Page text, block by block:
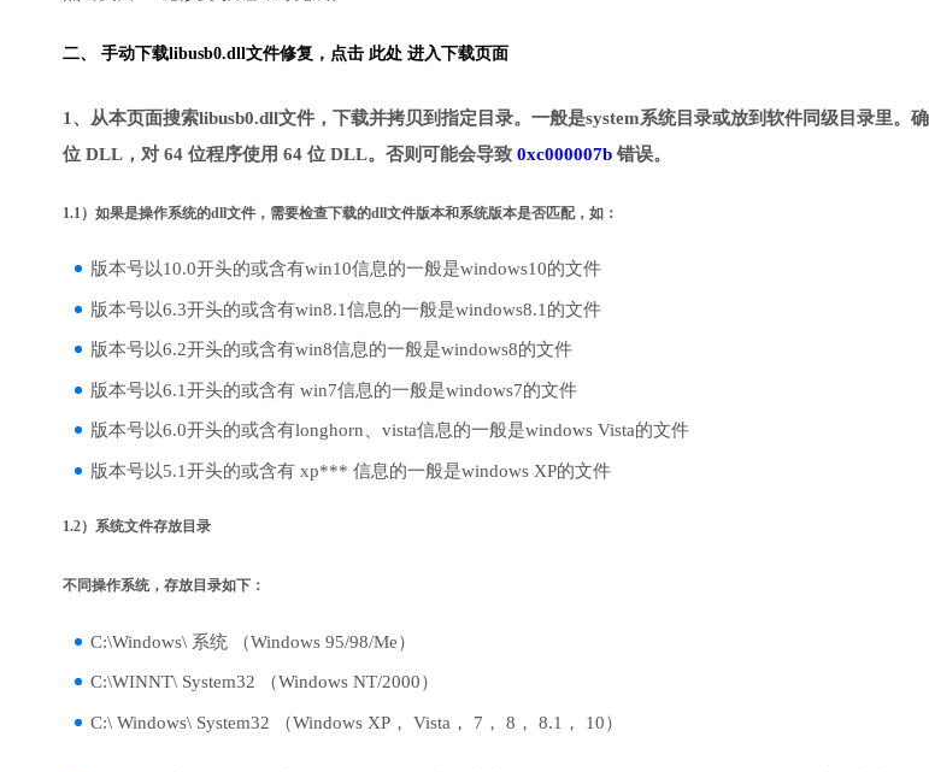
二、 手动下载libusb0.dll文件修复， 点击 此处 进入下载页面
1、从本页面搜索libusb0.dll文件，下载并拷贝到指定目录。一般是system系统目录或放到软件同级目录里。
位 DLL，对 64 位程序使用 64 位 DLL。否则可能会导致 0xc000007b 错误。
1.1）如果是操作系统的dll文件，需要检查下载的dll文件版本和系统版本是否匹配，如：
版本号以10.0开头的或含有win10信息的一般是windows10的文件
版本号以6.3开头的或含有win8.1信息的一般是windows8.1的文件
版本号以6.2开头的或含有win8信息的一般是windows8的文件
版本号以6.1开头的或含有 win7信息的一般是windows7的文件
版本号以6.0开头的或含有longhorn、vista信息的一般是windows Vista的文件
版本号以5.1开头的或含有 xp*** 信息的一般是windows XP的文件
1.2）系统文件存放目录
不同操作系统，存放目录如下：
C:\Windows\ 系统 （Windows 95/98/Me）
C:\WINNT\ System32 （Windows NT/2000）
C:\ Windows\ System32 （Windows XP， Vista， 7， 8， 8.1， 10）